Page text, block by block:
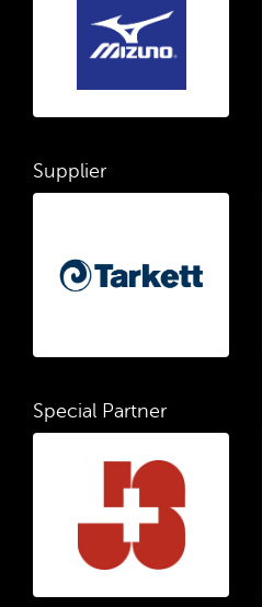
Supplier
Special Partner